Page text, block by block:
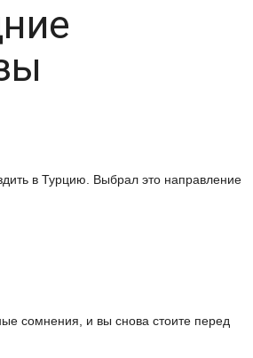
в Турцию. Выбрал это направление
сомнения, и вы снова стоите перед